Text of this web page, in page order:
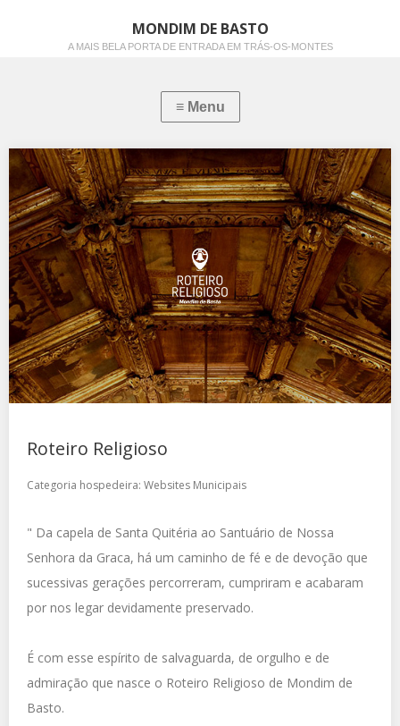
MONDIM DE BASTO
A MAIS BELA PORTA DE ENTRADA EM TRÁS-OS-MONTES
Roteiro Religioso
Categoria hospedeira: Websites Municipais
" Da capela de Santa Quitéria ao Santuário de Nossa
Senhora da Graca, há um caminho de fé e de devoção que
sucessivas gerações percorreram, cumpriram e acabaram
por nos legar devidamente preservado.
É com esse espírito de salvaguarda, de orgulho e de
admiração que nasce o Roteiro Religioso de Mondim de
Basto.